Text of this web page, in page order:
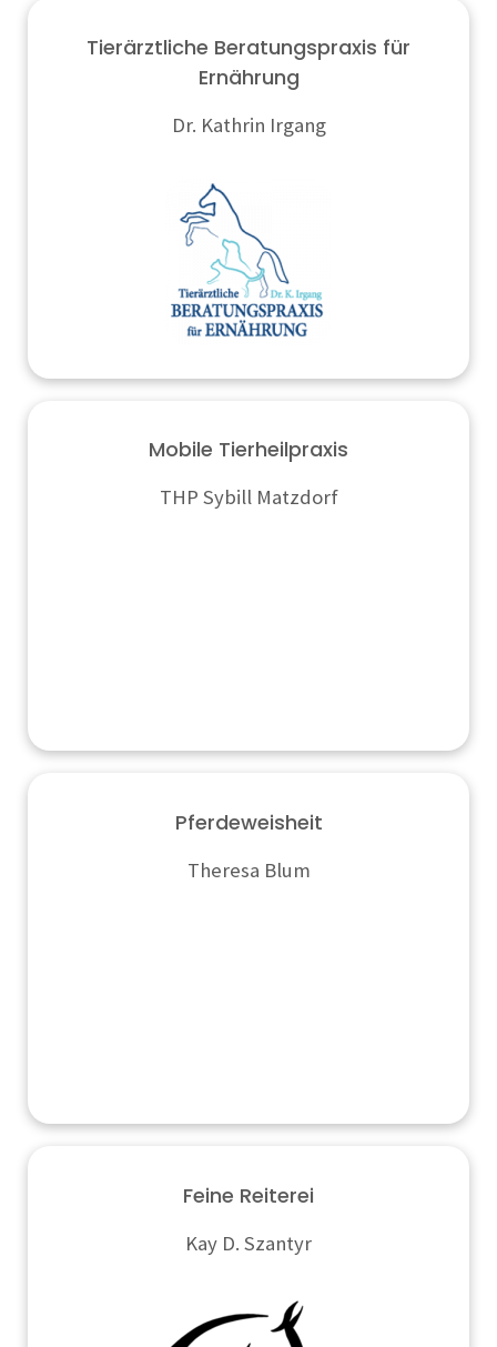
Tierärztliche Beratungspraxis für
Ernährung
Dr. Kathrin Irgang
Mobile Tierheilpraxis
THP Sybill Matzdorf
Pferdeweisheit
Theresa Blum
Feine Reiterei
Kay D. Szantyr